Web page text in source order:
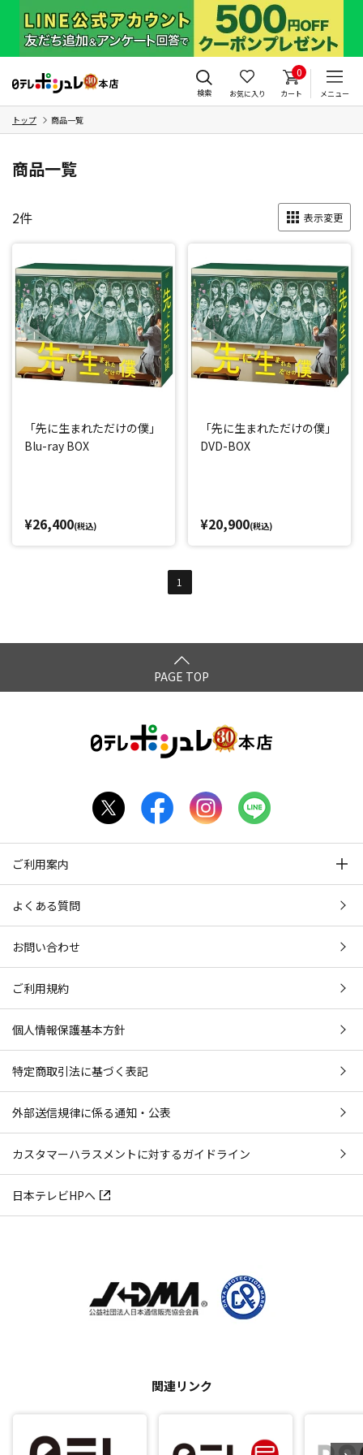
検索 お気に入り
0
カート メニュー
トップ 商品一覧
商品一覧
2件 表示変更
「先に生まれただけの僕」
Blu-ray BOX
¥26,400(税込)
「先に生まれただけの僕」
DVD-BOX
¥20,900(税込)
1
PAGE TOP
ご利用案内
よくある質問
お問い合わせ
ご利用規約
個人情報保護基本方針
特定商取引法に基づく表記
外部送信規律に係る通知・公表
カスタマーハラスメントに対するガイドライン
日本テレビHPへ
関連リンク